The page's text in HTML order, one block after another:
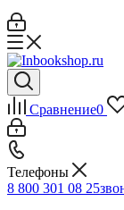
Сравнение0
Телефоны
8 800 301 08 25